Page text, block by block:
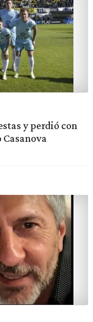
y perdió con